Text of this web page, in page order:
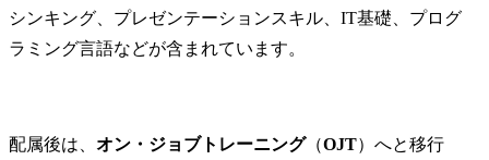
シンキング、プレゼンテーションスキル、IT基礎、プログ
ラミング言語などが含まれています。
配属後は、 オン・ジョブトレーニング（OJT）へと移行